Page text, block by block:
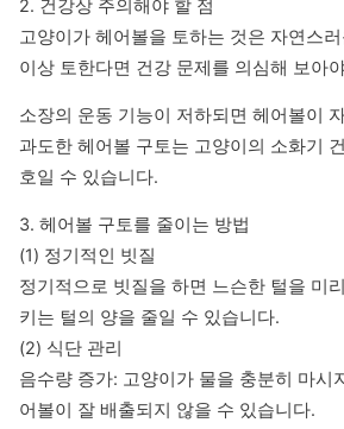
2. 건강상 주의해야 할 점
고양이가 헤어볼을 토하는 것은 자연스
이상 토한다면 건강 문제를 의심해 보아
소장의 운동 기능이 저하되면 헤어볼이
과도한 헤어볼 구토는 고양이의 소화기
호일 수 있습니다.
3. 헤어볼 구토를 줄이는 방법
(1) 정기적인 빗질
정기적으로 빗질을 하면 느슨한 털을 미
키는 털의 양을 줄일 수 있습니다.
(2) 식단 관리
음수량 증가: 고양이가 물을 충분히 마시
어볼이 잘 배출되지 않을 수 있습니다.